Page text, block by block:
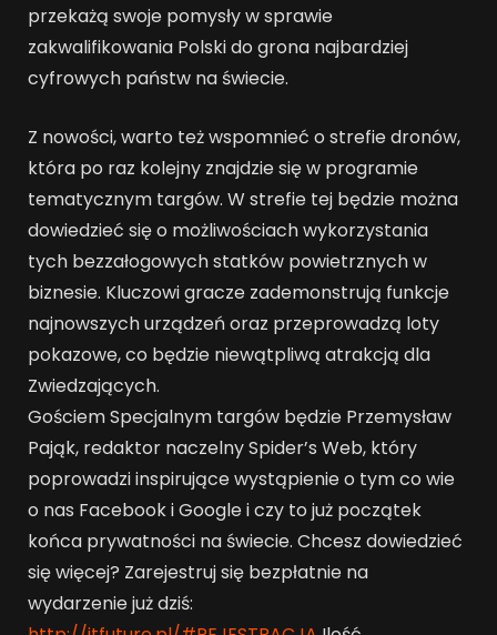
przekażą swoje pomysły w sprawie
zakwalifikowania Polski do grona najbardziej
cyfrowych państw na świecie.
Z nowości, warto też wspomnieć o strefie dronów,
która po raz kolejny znajdzie się w programie
tematycznym targów. W strefie tej będzie można
dowiedzieć się o możliwościach wykorzystania
tych bezzałogowych statków powietrznych w
biznesie. Kluczowi gracze zademonstrują funkcje
najnowszych urządzeń oraz przeprowadzą loty
pokazowe, co będzie niewątpliwą atrakcją dla
Zwiedzających.
Gościem Specjalnym targów będzie Przemysław
Pająk, redaktor naczelny Spider’s Web, który
poprowadzi inspirujące wystąpienie o tym co wie
o nas Facebook i Google i czy to już początek
końca prywatności na świecie. Chcesz dowiedzieć
się więcej? Zarejestruj się bezpłatnie na
wydarzenie już dziś: